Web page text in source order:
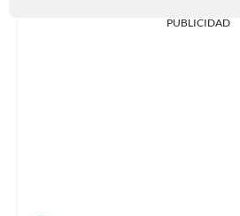
PUBLICIDAD